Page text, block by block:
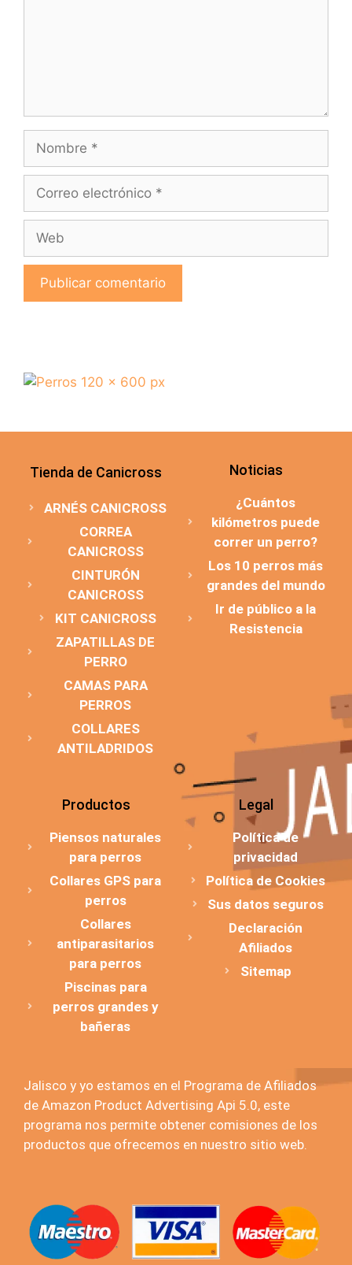
Tienda de Canicross
ARNÉS CANICROSS
CORREA
CANICROSS
CINTURÓN
CANICROSS
KIT CANICROSS
ZAPATILLAS DE
PERRO
CAMAS PARA
PERROS
COLLARES
ANTILADRIDOS
Noticias
¿Cuántos
kilómetros puede
correr un perro?
Los 10 perros más
grandes del mundo
Ir de público a la
Resistencia
Productos
Piensos naturales
para perros
Collares GPS para
perros
Collares
antiparasitarios
para perros
Piscinas para
perros grandes y
bañeras
Legal
Política de
privacidad
Política de Cookies
Sus datos seguros
Declaración
Afiliados
Sitemap
Jalisco y yo estamos en el Programa de Afiliados
de Amazon Product Advertising Api 5.0, este
programa nos permite obtener comisiones de los
productos que ofrecemos en nuestro sitio web.